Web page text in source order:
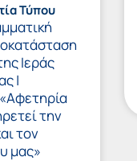
Τύπου
Ιεράς
|
την
τον
μας»